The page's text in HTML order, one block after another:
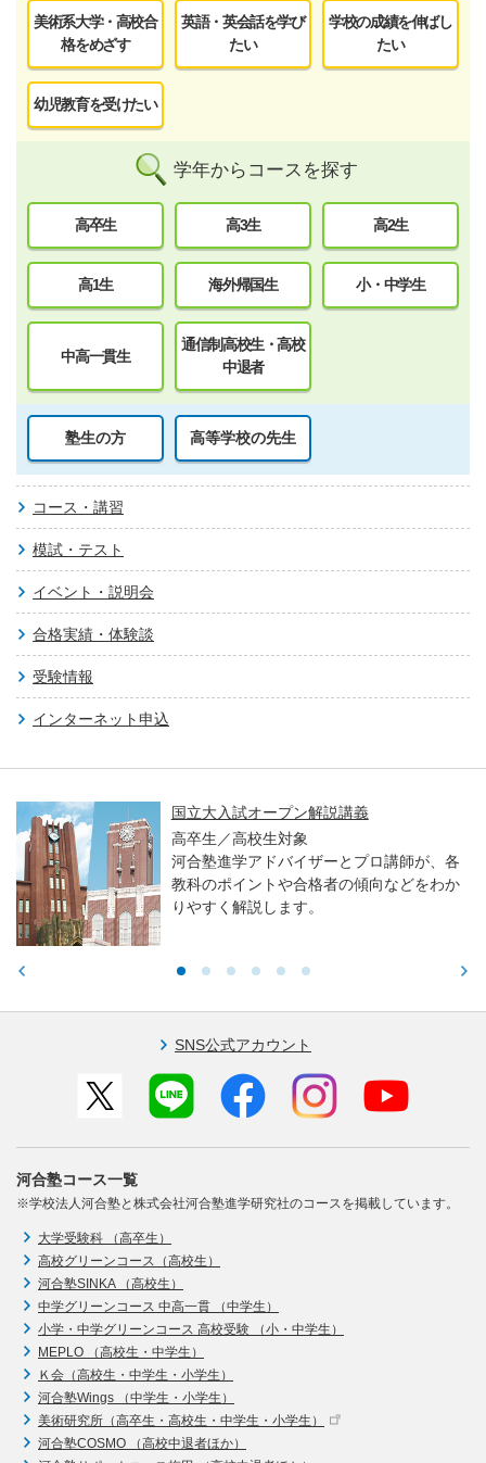
美術系大学・高校合
格をめざす
英語・英会話を学び
たい
学校の成績を伸ばし
たい
幼児教育を受けたい
学年からコースを探す
高卒生 高3生 高2生
高1生 海外帰国生 小・中学生
中高一貫生
通信制高校生・高校
中退者
塾生の方 高等学校の先生
コース・講習
模試・テスト
イベント・説明会
合格実績・体験談
受験情報
インターネット申込
国立大入試オープン解説講義
高卒生／高校生対象
河合塾進学アドバイザーとプロ講師が、各
教科のポイントや合格者の傾向などをわか
りやすく解説します。
SNS公式アカウント
河合塾コース一覧
※学校法人河合塾と株式会社河合塾進学研究社のコースを掲載しています。
大学受験科 （高卒生）
高校グリーンコース（高校生）
河合塾SINKA （高校生）
中学グリーンコース 中高一貫 （中学生）
小学・中学グリーンコース 高校受験 （小・中学生）
MEPLO （高校生・中学生）
Ｋ会（高校生・中学生・小学生）
河合塾Wings （中学生・小学生）
美術研究所（高卒生・高校生・中学生・小学生）
河合塾COSMO （高校中退者ほか）